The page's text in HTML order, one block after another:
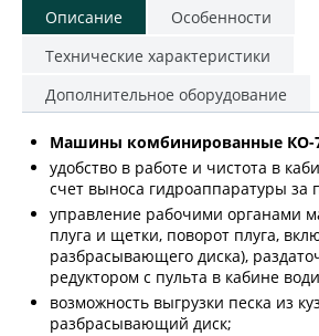
Описание
Особенности
Технические характеристики
Дополнительное оборудование
Машины комбинированные КО-
удобство в работе и чистота в
счет выноса гидроаппаратуры за
управление рабочими органами
плуга и щетки, поворот плуга,
разбрасывающего диска),
редуктором с пульта в кабине
возможность выгрузки песка из
разбрасывающий диск;